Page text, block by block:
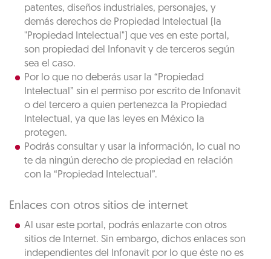
patentes, diseños industriales, personajes, y
demás derechos de Propiedad Intelectual (la
"Propiedad Intelectual") que ves en este portal,
son propiedad del Infonavit y de terceros según
sea el caso.
Por lo que no deberás usar la “Propiedad
Intelectual” sin el permiso por escrito de Infonavit
o del tercero a quien pertenezca la Propiedad
Intelectual, ya que las leyes en México la
protegen.
Podrás consultar y usar la información, lo cual no
te da ningún derecho de propiedad en relación
con la “Propiedad Intelectual”.
Enlaces con otros sitios de internet
Al usar este portal, podrás enlazarte con otros
sitios de Internet. Sin embargo, dichos enlaces son
independientes del Infonavit por lo que éste no es